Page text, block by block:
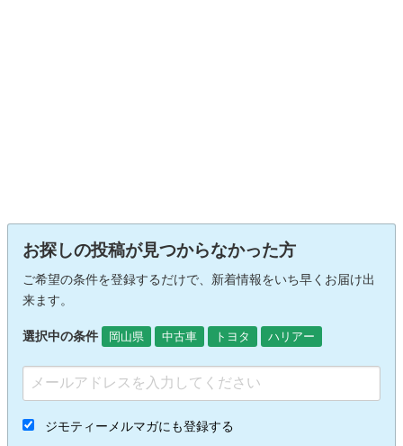
お探しの投稿が見つからなかった方
ご希望の条件を登録するだけで、新着情報をいち早くお届け出
来ます。
選択中の条件 岡山県 中古車 トヨタ ハリアー
ジモティーメルマガにも登録する